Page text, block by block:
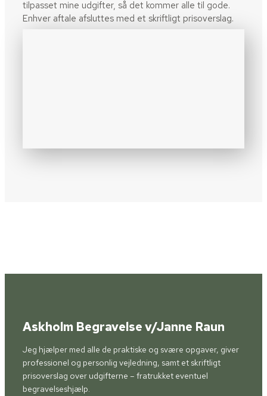
tilpasset mine udgifter, så det kommer alle til gode.
Enhver aftale afsluttes med et skriftligt prisoverslag.
Askholm Begravelse v/Janne Raun
Jeg hjælper med alle de praktiske og svære opgaver, giver
professionel og personlig vejledning, samt et skriftligt
prisoverslag over udgifterne – fratrukket eventuel
begravelseshjælp.